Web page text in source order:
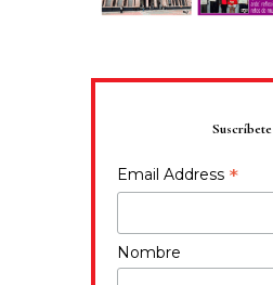
Suscríbete
Email Address *
Nombre